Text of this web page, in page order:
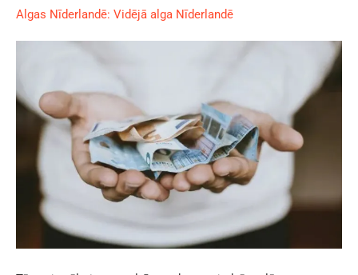
Algas Nīderlandē: Vidējā alga Nīderlandē